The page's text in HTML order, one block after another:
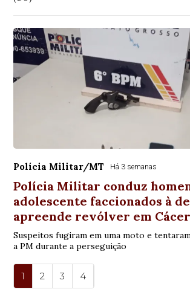
Polícia Militar/MT Há 3 semanas
Polícia Militar conduz
adolescente faccionados à
apreende revólver em
Suspeitos fugiram em uma moto e
a PM durante a perseguição
1 2 3 4